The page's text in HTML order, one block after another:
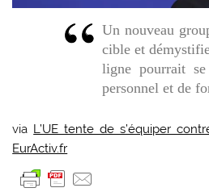
Un nouveau
cible et
ligne pourrait
personnel et de
via L’UE tente de s’équiper
EurActiv.fr